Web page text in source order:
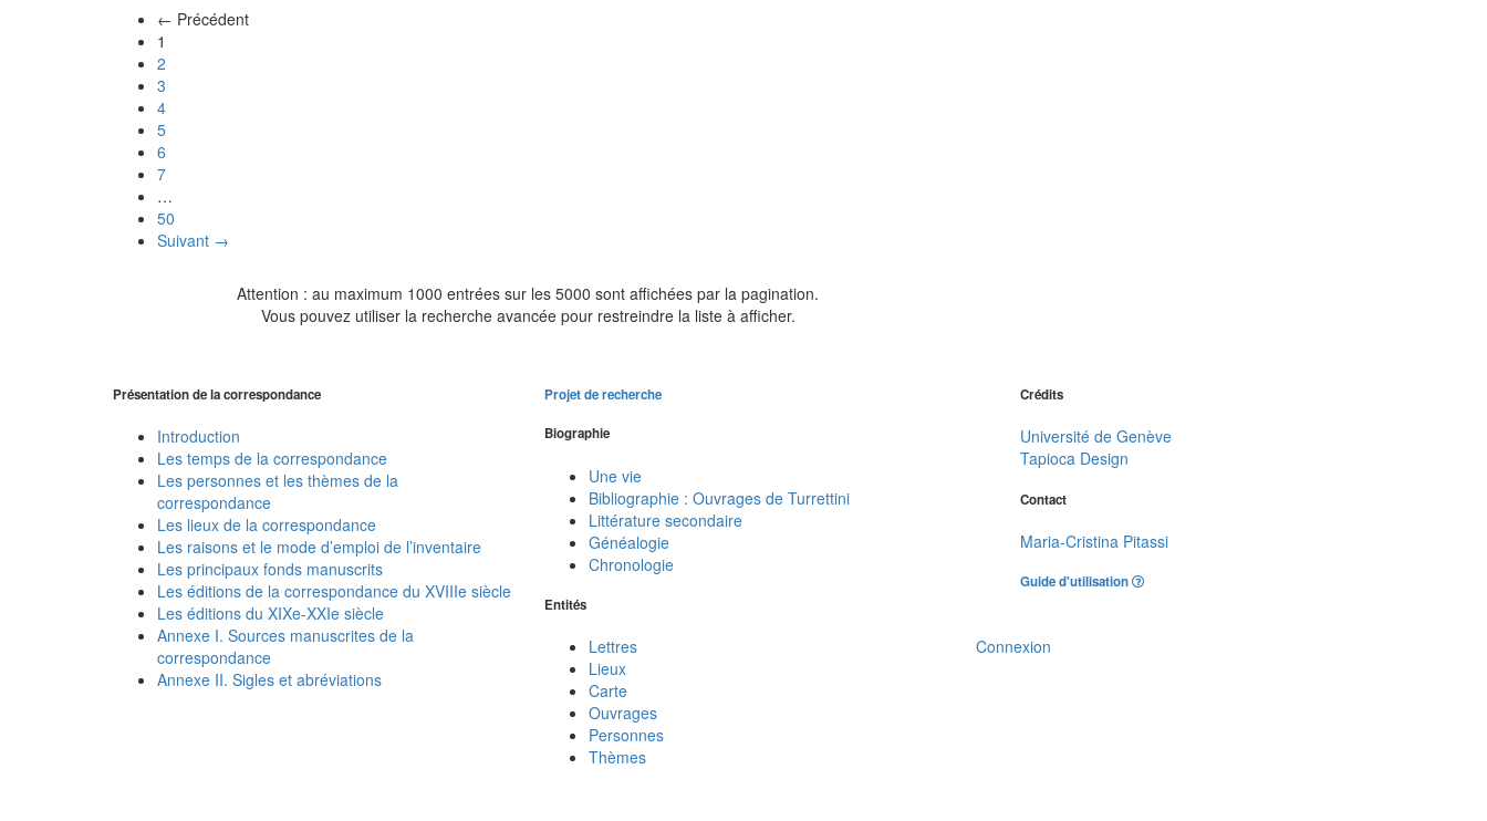
← Précédent
1
2
3
4
5
6
7
…
50
Suivant →
Attention : au maximum 1000 entrées sur les 5000 sont affichées par la pagination.
Vous pouvez utiliser la recherche avancée pour restreindre la liste à afficher.
Présentation de la correspondance
Introduction
Les temps de la correspondance
Les personnes et les thèmes de la
correspondance
Les lieux de la correspondance
Les raisons et le mode d’emploi de l’inventaire
Les principaux fonds manuscrits
Les éditions de la correspondance du XVIIIe siècle
Les éditions du XIXe-XXIe siècle
Annexe I. Sources manuscrites de la
correspondance
Annexe II. Sigles et abréviations
Projet de recherche
Biographie
Une vie
Bibliographie : Ouvrages de Turrettini
Littérature secondaire
Généalogie
Chronologie
Entités
Lettres
Lieux
Carte
Ouvrages
Personnes
Thèmes
Crédits
Université de Genève
Tapioca Design
Contact
Maria-Cristina Pitassi
Guide d'utilisation
Connexion